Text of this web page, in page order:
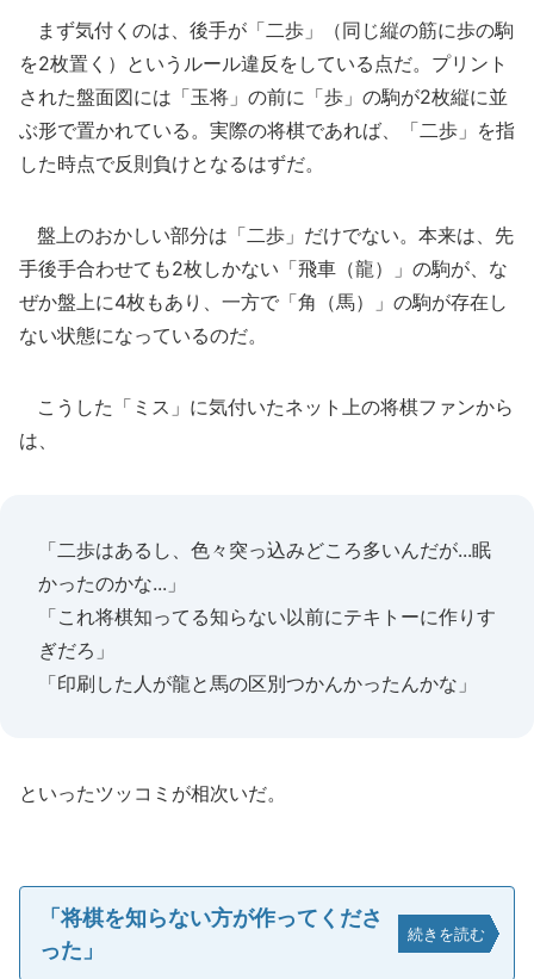
まず気付くのは、後手が「二歩」（同じ縦の筋に歩の駒
を2枚置く）というルール違反をしている点だ。プリント
された盤面図には「玉将」の前に「歩」の駒が2枚縦に並
ぶ形で置かれている。実際の将棋であれば、「二歩」を指
した時点で反則負けとなるはずだ。
盤上のおかしい部分は「二歩」だけでない。本来は、先
手後手合わせても2枚しかない「飛車（龍）」の駒が、な
ぜか盤上に4枚もあり、一方で「角（馬）」の駒が存在し
ない状態になっているのだ。
こうした「ミス」に気付いたネット上の将棋ファンから
は、
「二歩はあるし、色々突っ込みどころ多いんだが...眠
かったのかな...」
「これ将棋知ってる知らない以前にテキトーに作りす
ぎだろ」
「印刷した人が龍と馬の区別つかんかったんかな」
といったツッコミが相次いだ。
「将棋を知らない方が作ってくださ
った」
続きを読む